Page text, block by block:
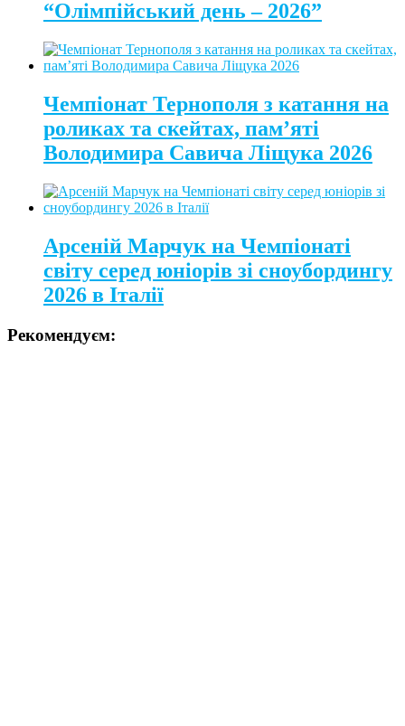
“Олімпійський день – 2026”
Чемпіонат Тернополя з катання на
роликах та скейтах, пам’яті
Володимира Савича Ліщука 2026
Арсеній Марчук на Чемпіонаті
світу серед юніорів зі сноубордингу
2026 в Італії
Рекомендуєм: